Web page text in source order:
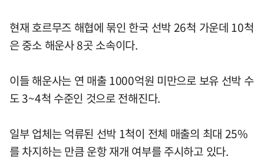
현재 호르무즈 해협에 묶인 한국 선박 26척 가운데 10척
은 중소 해운사 8곳 소속이다.
이들 해운사는 연 매출 1000억원 미만으로 보유 선박 수
도 3~4척 수준인 것으로 전해진다.
일부 업체는 억류된 선박 1척이 전체 매출의 최대 25%
를 차지하는 만큼 운항 재개 여부를 주시하고 있다.